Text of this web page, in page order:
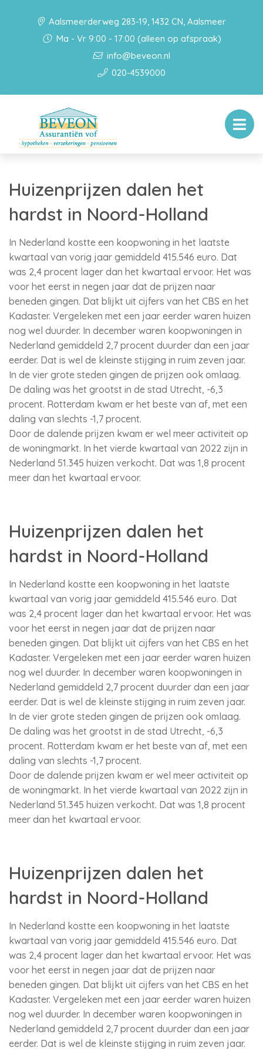
Aalsmeerderweg 283-19, 1432 CN, Aalsmeer
Ma - Vr 9:00 - 17:00 (alleen op afspraak)
info@beveon.nl
020-4539000
Huizenprijzen dalen het
hardst in Noord-Holland
In Nederland kostte een koopwoning in het laatste
kwartaal van vorig jaar gemiddeld 415.546 euro. Dat
was 2,4 procent lager dan het kwartaal ervoor. Het was
voor het eerst in negen jaar dat de prijzen naar
beneden gingen. Dat blijkt uit cijfers van het CBS en het
Kadaster. Vergeleken met een jaar eerder waren huizen
nog wel duurder. In december waren koopwoningen in
Nederland gemiddeld 2,7 procent duurder dan een jaar
eerder. Dat is wel de kleinste stijging in ruim zeven jaar.
In de vier grote steden gingen de prijzen ook omlaag.
De daling was het grootst in de stad Utrecht, -6,3
procent. Rotterdam kwam er het beste van af, met een
daling van slechts -1,7 procent.
Door de dalende prijzen kwam er wel meer activiteit op
de woningmarkt. In het vierde kwartaal van 2022 zijn in
Nederland 51.345 huizen verkocht. Dat was 1,8 procent
meer dan het kwartaal ervoor.
Huizenprijzen dalen het
hardst in Noord-Holland
In Nederland kostte een koopwoning in het laatste
kwartaal van vorig jaar gemiddeld 415.546 euro. Dat
was 2,4 procent lager dan het kwartaal ervoor. Het was
voor het eerst in negen jaar dat de prijzen naar
beneden gingen. Dat blijkt uit cijfers van het CBS en het
Kadaster. Vergeleken met een jaar eerder waren huizen
nog wel duurder. In december waren koopwoningen in
Nederland gemiddeld 2,7 procent duurder dan een jaar
eerder. Dat is wel de kleinste stijging in ruim zeven jaar.
In de vier grote steden gingen de prijzen ook omlaag.
De daling was het grootst in de stad Utrecht, -6,3
procent. Rotterdam kwam er het beste van af, met een
daling van slechts -1,7 procent.
Door de dalende prijzen kwam er wel meer activiteit op
de woningmarkt. In het vierde kwartaal van 2022 zijn in
Nederland 51.345 huizen verkocht. Dat was 1,8 procent
meer dan het kwartaal ervoor.
Huizenprijzen dalen het
hardst in Noord-Holland
In Nederland kostte een koopwoning in het laatste
kwartaal van vorig jaar gemiddeld 415.546 euro. Dat
was 2,4 procent lager dan het kwartaal ervoor. Het was
voor het eerst in negen jaar dat de prijzen naar
beneden gingen. Dat blijkt uit cijfers van het CBS en het
Kadaster. Vergeleken met een jaar eerder waren huizen
nog wel duurder. In december waren koopwoningen in
Nederland gemiddeld 2,7 procent duurder dan een jaar
eerder. Dat is wel de kleinste stijging in ruim zeven jaar.